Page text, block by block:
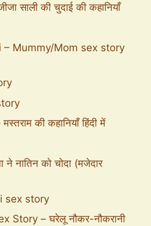
साली की चुदाई की कहानियाँ
– Mummy/Mom sex story
की कहानियाँ हिंदी में
नातिन को चोदा (मजेदार
sex story
Story – घरेलू नौकर-नौकरानी